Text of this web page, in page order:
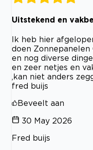
Uitstekend en
Ik heb hier
doen
en nog diverse
en zeer netjes en
,kan niet anders
fred buijs
Beveelt aan
30 May 2026
Fred buijs